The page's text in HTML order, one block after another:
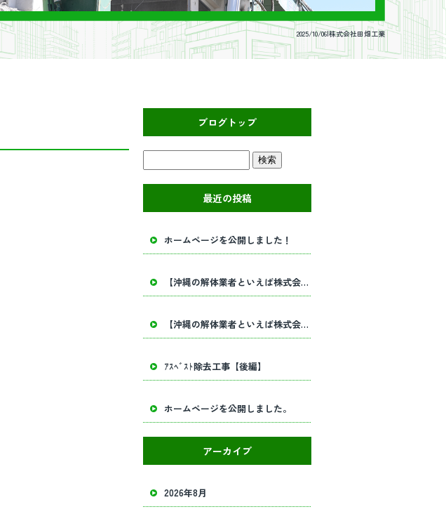
2025/10/06|株式会社田畑工業
ブログトップ
最近の投稿
ホームページを公開しました！
【沖縄の解体業者といえば株式会社田畑工業】内部解体工事・建物解体工事の事ならお任せください！
【沖縄の解体業者といえば株式会社田畑工業】内部解体工事・建物解体工事の事ならお任せください！
ｱｽﾍﾞｽﾄ除去工事【後編】
ホームページを公開しました。
アーカイブ
2026年8月